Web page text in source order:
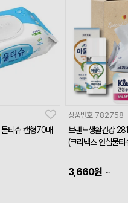
티슈 캡형70매
상품번호 782758
브랜드생활건강
(크리넥스 안심물
3,660원 ~